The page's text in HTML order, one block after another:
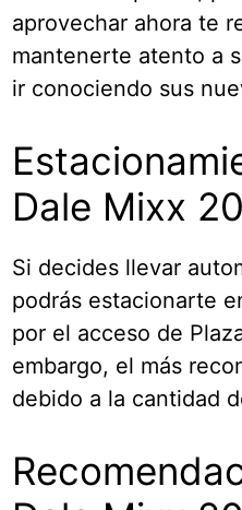
aprovechar ahora te
mantenerte atento a
ir conociendo sus
Dale Mixx
Si decides llevar
podrás estacionarte
por el acceso de
embargo, el más
debido a la cantidad